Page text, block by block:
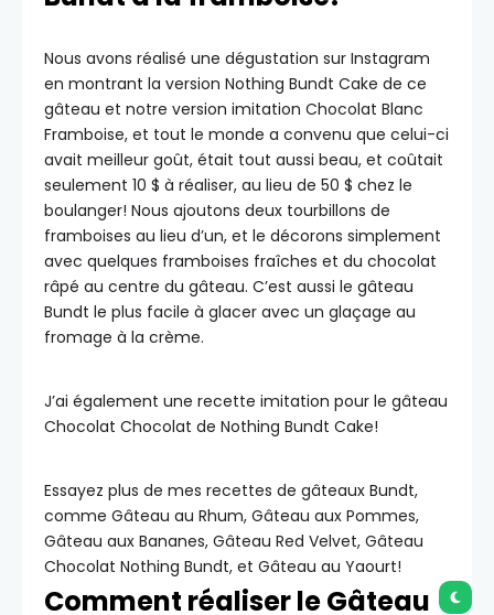
Nous avons réalisé une dégustation sur Instagram
en montrant la version Nothing Bundt Cake de ce
gâteau et notre version imitation Chocolat Blanc
Framboise, et tout le monde a convenu que celui-ci
avait meilleur goût, était tout aussi beau, et coûtait
seulement 10 $ à réaliser, au lieu de 50 $ chez le
boulanger! Nous ajoutons deux tourbillons de
framboises au lieu d’un, et le décorons simplement
avec quelques framboises fraîches et du chocolat
râpé au centre du gâteau. C’est aussi le gâteau
Bundt le plus facile à glacer avec un glaçage au
fromage à la crème.
J’ai également une recette imitation pour le gâteau
Chocolat Chocolat de Nothing Bundt Cake!
Essayez plus de mes recettes de gâteaux Bundt,
comme Gâteau au Rhum, Gâteau aux Pommes,
Gâteau aux Bananes, Gâteau Red Velvet, Gâteau
Chocolat Nothing Bundt, et Gâteau au Yaourt!
Comment réaliser le Gâteau